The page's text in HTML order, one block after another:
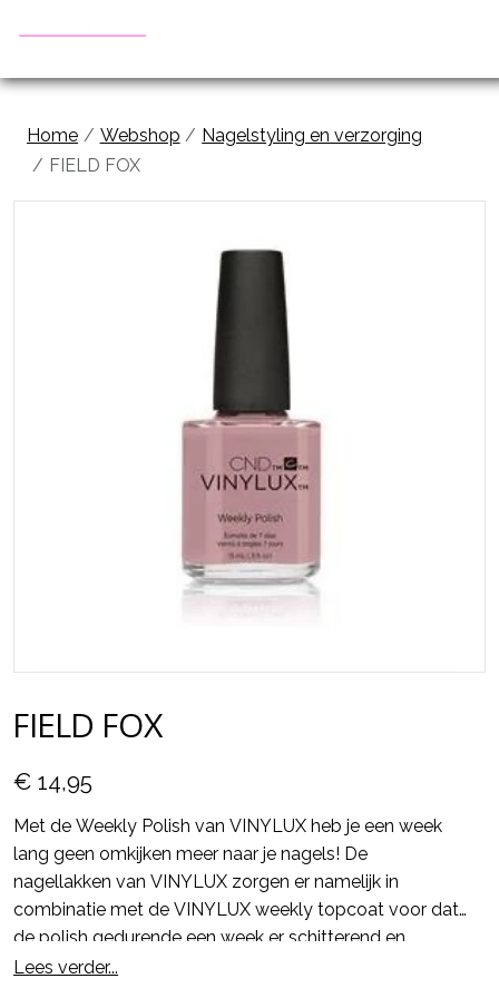
Home Webshop
Nagelstyling en verzorging
FIELD FOX
FIELD FOX
€ 14,95
Met de Weekly Polish van VINYLUX heb je een week
lang geen omkijken meer naar je nagels! De
nagellakken van VINYLUX zorgen er namelijk in
combinatie met de VINYLUX weekly topcoat voor dat
de polish gedurende een week er schitterend en
glanzend uit blijft zien en alsmaar sterker wordt.
Lees verder...